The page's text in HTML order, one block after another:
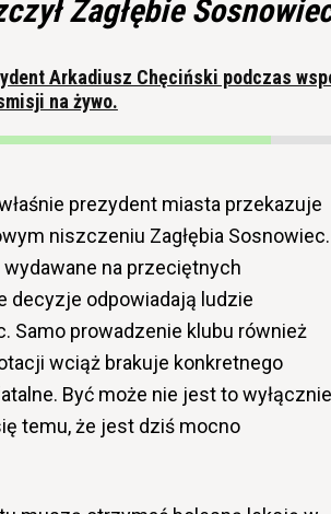
Zagłębie
Arkadiusz Chęciński podczas
na żywo.
prezydent miasta przekazuje
niszczeniu Zagłębia Sosnowiec.
na przeciętnych
decyzje odpowiadają ludzie
Samo prowadzenie klubu również
wciąż brakuje konkretnego
Być może nie jest to wyłącznie
temu, że jest dziś mocno